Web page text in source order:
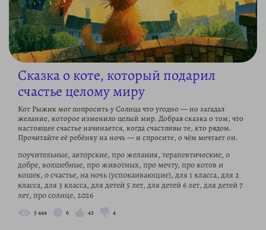
Сказка о коте, который подарил
счастье целому миру
Кот Рыжик мог попросить у Солнца что угодно — но загадал
желание, которое изменило целый мир. Добрая сказка о том, что
настоящее счастье начинается, когда счастливы те, кто рядом.
Прочитайте её ребёнку на ночь — и спросите, о чём мечтает он.
поучительные, авторские, про желания, терапевтические, о
добре, волшебные, про животных, про мечту, про котов и
кошек, о счастье, на ночь (успокаивающие), для 1 класса, для 2
класса, для 3 класса, для детей 5 лет, для детей 6 лет, для детей 7
лет, про солнце, 2026
5 444 6 42 4